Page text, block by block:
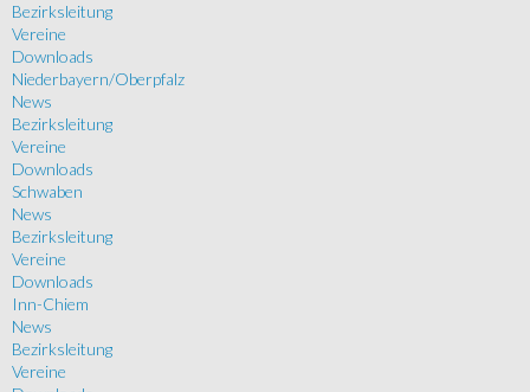
Bezirksleitung
Vereine
Downloads
Niederbayern/Oberpfalz
News
Bezirksleitung
Vereine
Downloads
Schwaben
News
Bezirksleitung
Vereine
Downloads
Inn-Chiem
News
Bezirksleitung
Vereine